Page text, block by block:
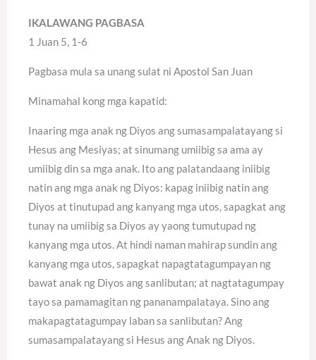
IKALAWANG PAGBASA
1 Juan 5, 1-6
Pagbasa mula sa unang sulat ni Apostol San Juan
Minamahal kong mga kapatid:
Inaaring mga anak ng Diyos ang sumasampalatayang si
Hesus ang Mesiyas; at sinumang umiibig sa ama ay
umiibig din sa mga anak. Ito ang palatandaang iniibig
natin ang mga anak ng Diyos: kapag iniibig natin ang
Diyos at tinutupad ang kanyang mga utos, sapagkat ang
tunay na umiibig sa Diyos ay yaong tumutupad ng
kanyang mga utos. At hindi naman mahirap sundin ang
kanyang mga utos, sapagkat napagtatagumpayan ng
bawat anak ng Diyos ang sanlibutan; at nagtatagumpay
tayo sa pamamagitan ng pananampalataya. Sino ang
makapagtatagumpay laban sa sanlibutan? Ang
sumasampalatayang si Hesus ang Anak ng Diyos.